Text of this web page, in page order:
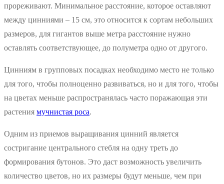
прореживают. Минимальное расстояние, которое оставляют
между цинниями – 15 см, это относится к сортам небольших
размеров, для гигантов выше метра расстояние нужно
оставлять соответствующее, до полуметра одно от другого.
Цинниям в групповых посадках необходимо место не только
для того, чтобы полноценно развиваться, но и для того, чтобы
на цветах меньше распространялась часто поражающая эти
растения мучнистая роса.
Одним из приемов выращивания цинний является
состригание центрального стебля на одну треть до
формирования бутонов. Это даст возможность увеличить
количество цветов, но их размеры будут меньше, чем при